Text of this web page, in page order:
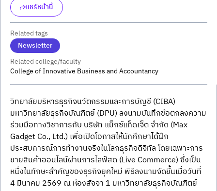
แชร์หน้านี้
Related tags
Newsletter
Related college/faculty
College of Innovative Business and Accountancy
วิทยาลัยบริหารธุรกิจนวัตกรรมและการบัญชี (CIBA)
มหาวิทยาลัยธุรกิจบัณฑิตย์ (DPU) ลงนามบันทึกข้อตกลงความ
ร่วมมือทางวิชาการกับ บริษัท แม็กซ์แก็ดเจ็ต จำกัด (Max
Gadget Co., Ltd.) เพื่อเปิดโอกาสให้นักศึกษาได้ฝึก
ประสบการณ์การทำงานจริงในโลกธุรกิจดิจิทัล โดยเฉพาะการ
ขายสินค้าออนไลน์ผ่านการไลฟ์สด (Live Commerce) ซึ่งเป็น
หนึ่งในทักษะสำคัญของธุรกิจยุคใหม่ พิธีลงนามจัดขึ้นเมื่อวันที่
4 มีนาคม 2569 ณ ห้องสัจจา 1 มหาวิทยาลัยธุรกิจบัณฑิตย์